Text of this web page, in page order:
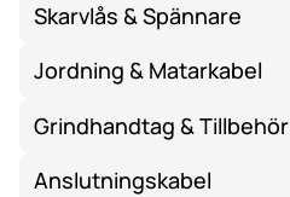
Skarvlås & Spännare
Jordning & Matarkabel
Grindhandtag & Tillbehör
Anslutningskabel